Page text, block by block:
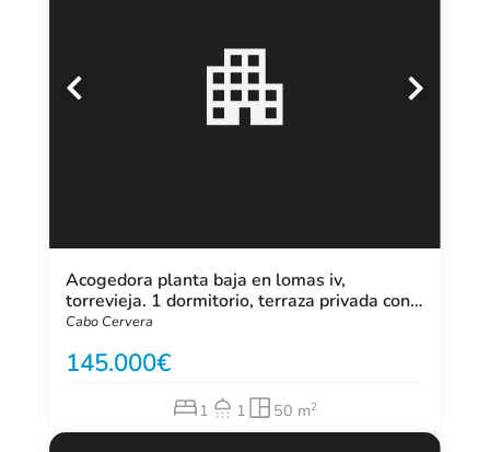
Acogedora planta baja en lomas iv,
torrevieja. 1 dormitorio, terraza privada con
vistas, cocina equipada, plaza de garaje y
ideal como residencia o invers
Cabo Cervera
145.000
1 1 50 m2